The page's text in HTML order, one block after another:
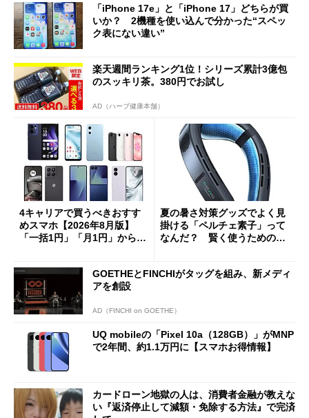
「iPhone 17e」と「iPhone 17」どちらが買
いか？ 2機種を使い込んで分かった“スペッ
ク表にない違い”
楽天週間ランキング1位！シリーズ累計3億包
のスッキリ茶。380円でお試し
AD（ハーブ健康本舗）
4キャリアで買うべきおすす
めスマホ【2026年8月版】
「一括1円」「月1円」からお
夏の暑さ対策グッズでよく見
掛ける「ペルチェ素子」って
なんだ？ 賢く使うための注
GOETHEとFINCHIがタッグを組み、新メディ
アを創設
AD（FINCHI on GOETHE）
UQ mobileの「Pixel 10a（128GB）」がMNP
で2年間、約1.1万円に【スマホお得情報】
カードローン地獄の人は、消費者金融が教えな
い『返済停止して減額・免除する方法』で完済